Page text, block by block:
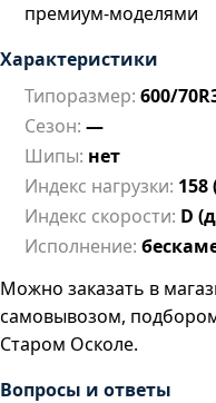
премиум-моделями
Характеристики
Типоразмер: 600/
Сезон: —
Шипы: нет
Индекс нагрузки: 158
Индекс скорости: D
Исполнение:
Можно заказать в
самовывозом,
Старом Осколе.
Вопросы и ответы